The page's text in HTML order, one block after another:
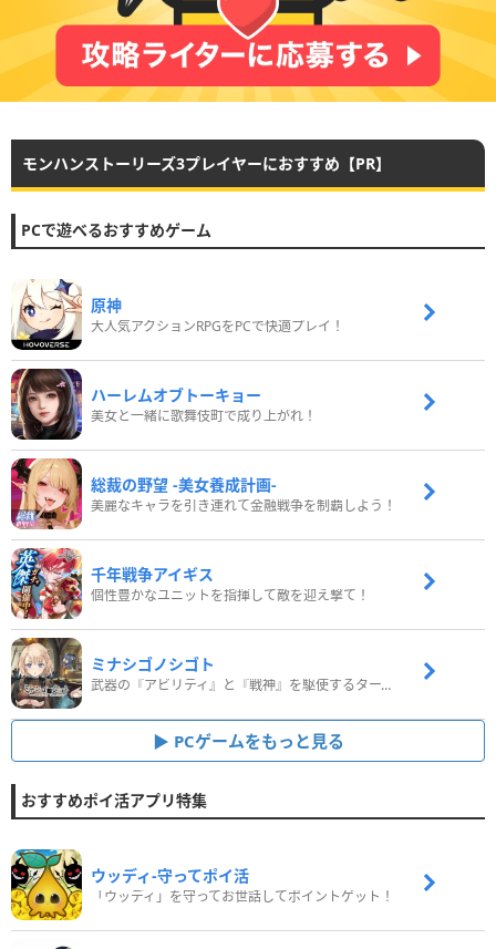
モンハンストーリーズ3プレイヤーにおすすめ【PR】
PCで遊べるおすすめゲーム
原神
大人気アクションRPGをPCで快適プレイ！
ハーレムオブトーキョー
美女と一緒に歌舞伎町で成り上がれ！
総裁の野望 -美女養成計画-
美麗なキャラを引き連れて金融戦争を制覇しよう！
千年戦争アイギス
個性豊かなユニットを指揮して敵を迎え撃て！
ミナシゴノシゴト
武器の『アビリティ』と『戦神』を駆使するターン制コマンドバトルRPG！
PCゲームをもっと見る
おすすめポイ活アプリ特集
ウッディ‐守ってポイ活
「ウッディ」を守ってお世話してポイントゲット！